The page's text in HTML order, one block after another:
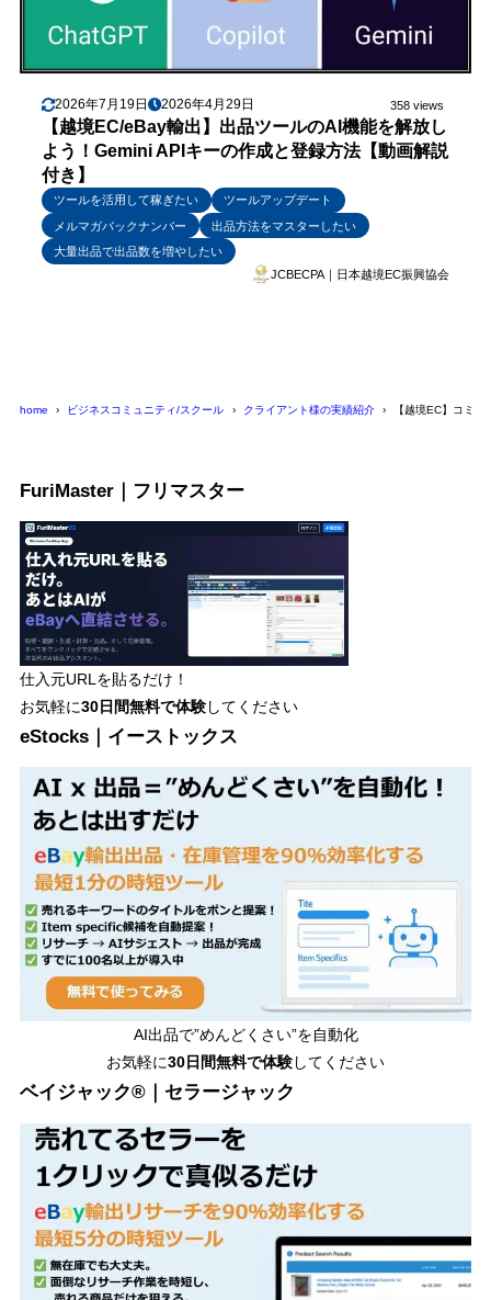
2026年7月19日 2026年4月29日 358 views
【越境EC/eBay輸出】出品ツールのAI機能を解放し
よう！Gemini APIキーの作成と登録方法【動画解説
付き】
ツールを活用して稼ぎたい
ツールアップデート
メルマガバックナンバー
出品方法をマスターしたい
大量出品で出品数を増やしたい
JCBECPA｜日本越境EC振興協会
home ビジネスコミュニティ/スクール クライアント様の実績紹介 【越境EC】コミ
FuriMaster｜フリマスター
仕入元URLを貼るだけ！
お気軽に30日間無料で体験してください
eStocks｜イーストックス
AI出品で”めんどくさい”を自動化
お気軽に30日間無料で体験してください
ベイジャック®｜セラージャック